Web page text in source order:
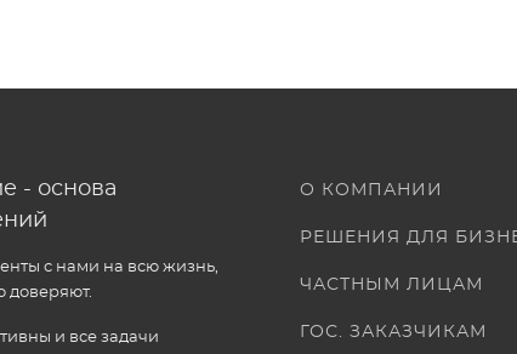
- основа
с нами на всю жизнь,
доверяют.
и все задачи
О КОМПАНИИ
РЕШЕНИЯ ДЛЯ
ЧАСТНЫМ ЛИЦАМ
ГОС. ЗАКАЗЧИКАМ